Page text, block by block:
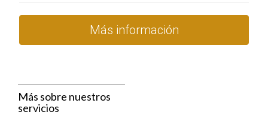
formaliza la transferencia de propiedad y debe incluir todos
los términos acordados.
Después de firmar el contrato definitivo, deberás registrar
la propiedad en el Registro de Títulos correspondiente para
garantizar tu derecho sobre ella. Este paso es esencial
Más información
Más sobre nuestros
servicios